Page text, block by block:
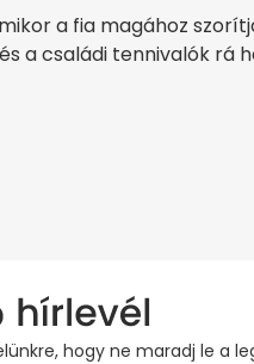
a fia magához
a családi tennivalók rá
hogy ne maradj le a